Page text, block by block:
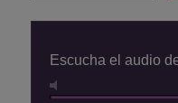
Escucha el audio